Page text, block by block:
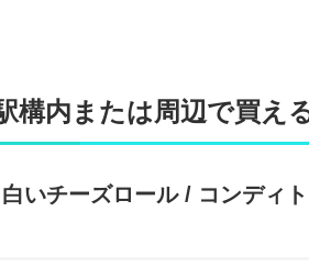
構内または周辺で買え
いチーズロール / コンディ